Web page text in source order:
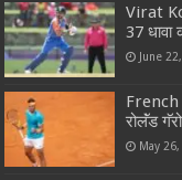
Virat
37 धावा
June
French
रोलॅंड
May